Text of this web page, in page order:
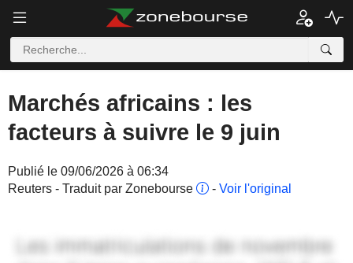
Marchés africains : les
facteurs à suivre le 9 juin
Publié le 09/06/2026 à 06:34
Reuters - Traduit par Zonebourse
- Voir l'original